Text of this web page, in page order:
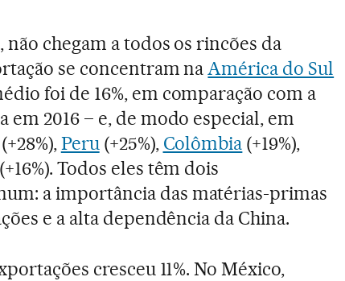
chegam a todos os rincões da
se concentram na América do Sul
foi de 16%, em comparação com a
em 2016 – e, de modo especial, em
Peru (+25%), Colômbia (+19%),
Todos eles têm dois
a importância das matérias-primas
e a alta dependência da China.
cresceu 11%. No México,